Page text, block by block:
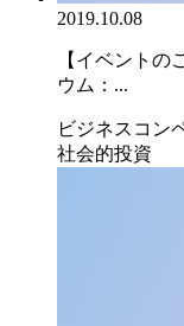
2019.10.08
【イベントの
ウム：...
ビジネスコン
社会的投資